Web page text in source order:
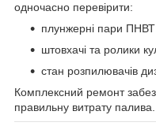
одночасно перевірити:
плунжерні пари ПНВТ
штовхачі та ролики
стан розпилювачів
Комплексний ремонт
правильну витрату палива.